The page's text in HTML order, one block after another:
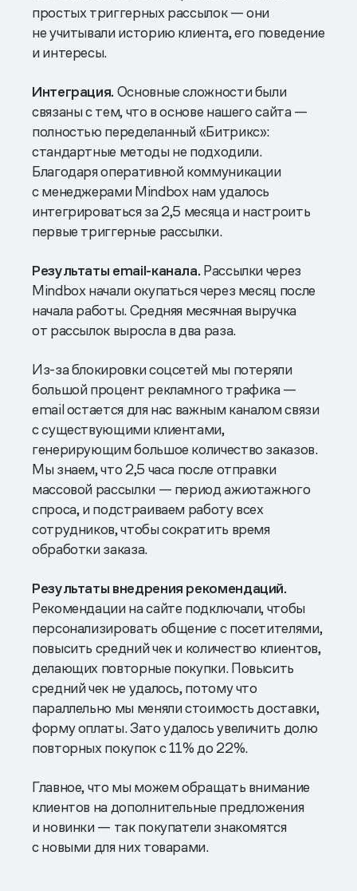
простых триггерных рассылок — они
не учитывали историю клиента, его поведение
и интересы.
Интеграция. Основные сложности были
связаны с тем, что в основе нашего сайта —
полностью переделанный «Битрикс»:
стандартные методы не подходили.
Благодаря оперативной коммуникации
с менеджерами Mindbox нам удалось
интегрироваться за 2,5 месяца и настроить
первые триггерные рассылки.
Результаты email-канала. Рассылки через
Mindbox начали окупаться через месяц после
начала работы. Средняя месячная выручка
от рассылок выросла в два раза.
Из-за блокировки соцсетей мы потеряли
большой процент рекламного трафика —
email остается для нас важным каналом связи
с существующими клиентами,
генерирующим большое количество заказов.
Мы знаем, что 2,5 часа после отправки
массовой рассылки — период ажиотажного
спроса, и подстраиваем работу всех
сотрудников, чтобы сократить время
обработки заказа.
Результаты внедрения рекомендаций.
Рекомендации на сайте подключали, чтобы
персонализировать общение с посетителями,
повысить средний чек и количество клиентов,
делающих повторные покупки. Повысить
средний чек не удалось, потому что
параллельно мы меняли стоимость доставки,
форму оплаты. Зато удалось увеличить долю
повторных покупок с 11% до 22%.
Главное, что мы можем обращать внимание
клиентов на дополнительные предложения
и новинки — так покупатели знакомятся
с новыми для них товарами.